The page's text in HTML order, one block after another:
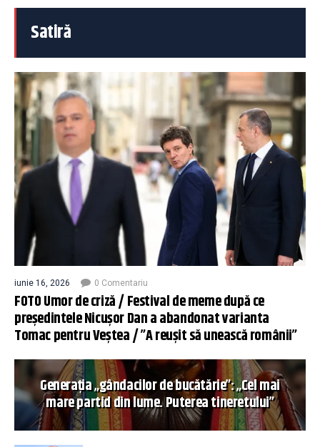
Satiră
iunie 16, 2026 0 Comentariu
FOTO Umor de criză / Festival de meme după ce
președintele Nicușor Dan a abandonat varianta
Tomac pentru Veștea / ”A reușit să unească românii”
Generația „gândacilor de bucătărie”: „Cel mai
mare partid din lume. Puterea tineretului”